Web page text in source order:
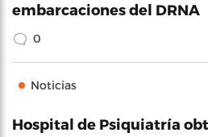
embarcaciones del DRNA
0
Noticias
Hospital de Psiquiatría